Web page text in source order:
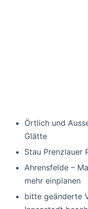
Örtlich und
Glätte
Stau Prenzlauer
Ahrensfelde –
mehr einplanen
bitte geänderte